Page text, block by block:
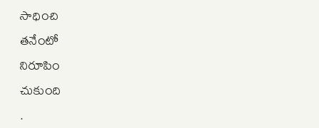
సాధించి
తనేంటో
నిరూపిం
చుకుంది
.